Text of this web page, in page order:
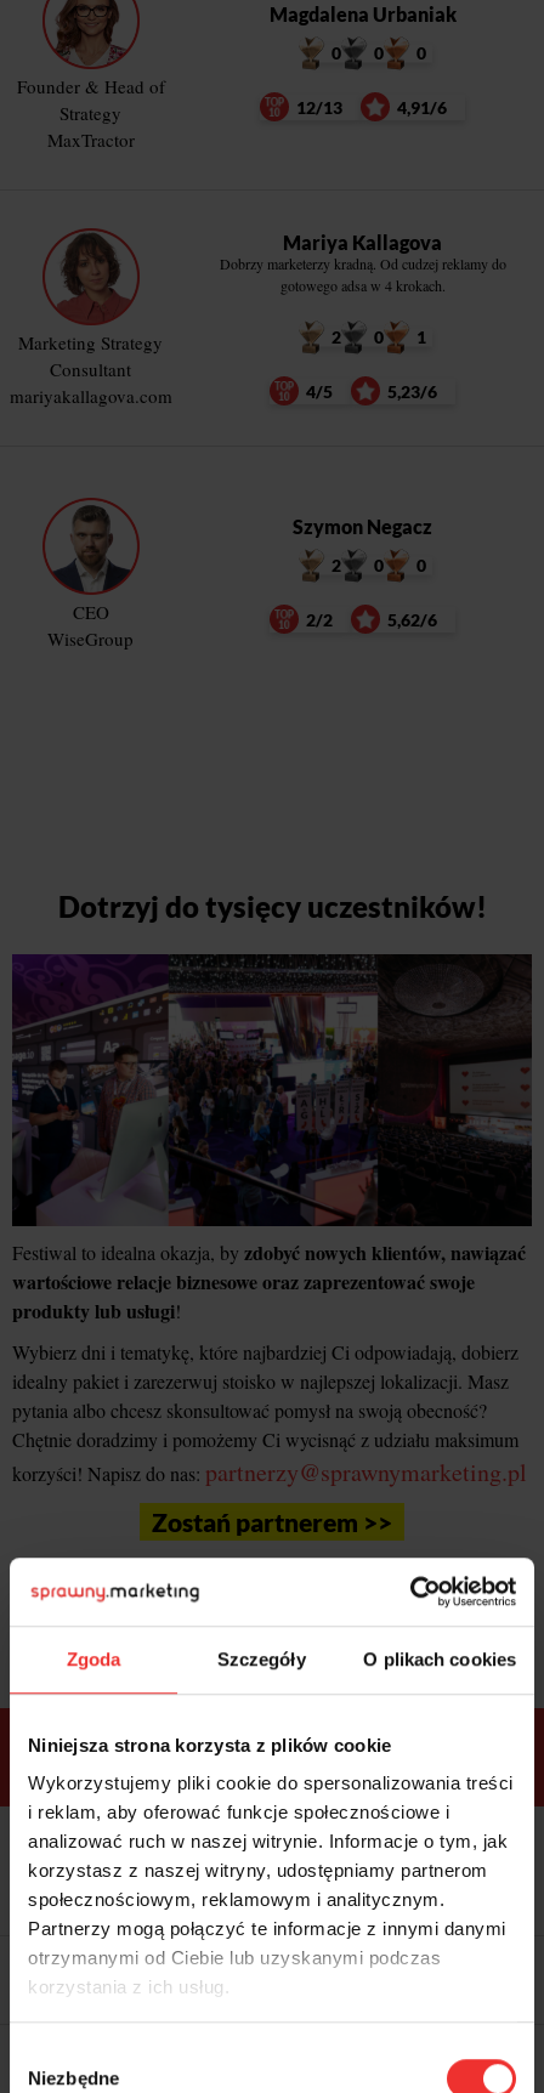
Zgoda Szczegóły O plikach cookies
Niniejsza strona korzysta z plików cookie
Wykorzystujemy pliki cookie do spersonalizowania treści
i reklam, aby oferować funkcje społecznościowe i
analizować ruch w naszej witrynie. Informacje o tym, jak
korzystasz z naszej witryny, udostępniamy partnerom
społecznościowym, reklamowym i analitycznym.
Partnerzy mogą połączyć te informacje z innymi danymi
otrzymanymi od Ciebie lub uzyskanymi podczas
korzystania z ich usług.
zgody
Niezbędne
Founder & Head of
Strategy
MaxTractor
Magdalena Urbaniak
0 0 0
12/13 4,91/6
Marketing Strategy
Consultant
mariyakallagova.com
Mariya Kallagova
Dobrzy marketerzy kradną. Od cudzej reklamy do
gotowego adsa w 4 krokach.
2 0 1
4/5 5,23/6
CEO
WiseGroup
Szymon Negacz
2 0 0
2/2 5,62/6
Dotrzyj do tysięcy uczestników!
Festiwal to idealna okazja, by zdobyć nowych klientów, nawiązać
wartościowe relacje biznesowe oraz zaprezentować swoje
produkty lub usługi!
Wybierz dni i tematykę, które najbardziej Ci odpowiadają, dobierz
idealny pakiet i zarezerwuj stoisko w najlepszej lokalizacji. Masz
pytania albo chcesz skonsultować pomysł na swoją obecność?
Chętnie doradzimy i pomożemy Ci wycisnąć z udziału maksimum
korzyści! Napisz do nas: partnerzy@sprawnymarketing.pl
Zostań partnerem >>
Sprawdź bonusyi wybierz bilet
ramach
pakietów
VIP Premium
Kolacja z prelegentami i before
party (Hotel Sheraton, 27.10) tylko
wbilecie ALLPASS VIP
Dostępne
tylko w
bilecie
ALLPASS
VIP
Dedykowana strefa VIP z
możliwością networkingu z
prelegentami i wystawcami w
WARTOŚĆ: 1970 zł